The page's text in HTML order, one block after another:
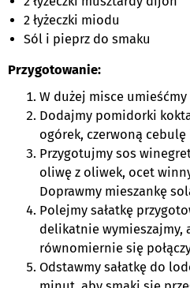
2 łyżeczki miodu
Sól i pieprz do smaku
Przygotowanie:
W dużej misce umieśćmy
Dodajmy pomidorki
ogórek, czerwoną cebulę
Przygotujmy sos
oliwę z oliwek, ocet
Doprawmy mieszankę
Polejmy sałatkę
delikatnie wymieszajmy,
równomiernie się
Odstawmy sałatkę do